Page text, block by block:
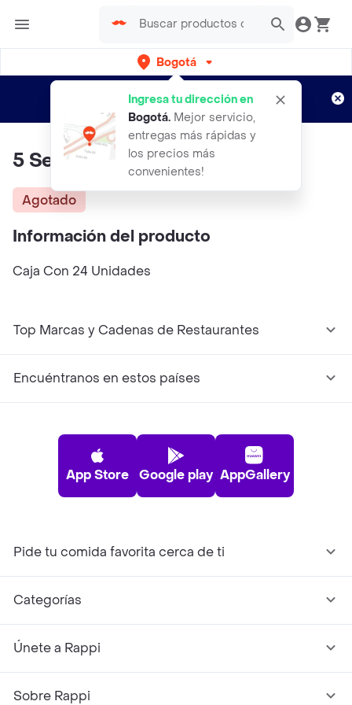
Bogotá
Ingresa tu dirección en
Bogotá. Mejor servicio,
entregas más rápidas y
los precios más
convenientes!
envíos gratis por semanas
Aplican TyC
5 Sento Café
Agotado
Información del producto
Caja Con 24 Unidades
Top Marcas y Cadenas de Restaurantes
Encuéntranos en estos países
App Store Google play AppGallery
Pide tu comida favorita cerca de ti
Categorías
Únete a Rappi
Sobre Rappi